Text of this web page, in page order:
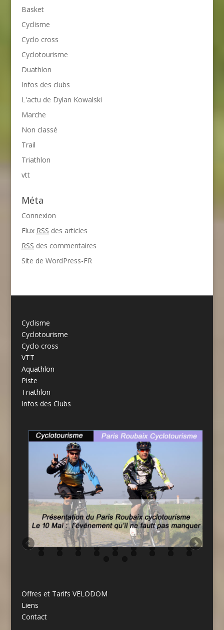
Basket
Cyclisme
Cyclo cross
Cyclotourisme
Duathlon
Infos des clubs
L'actu de Dylan Kowalski
Marche
Non classé
Trail
Triathlon
vtt
Méta
Connexion
Flux RSS des articles
RSS des commentaires
Site de WordPress-FR
Cyclisme
Cyclotourisme
Cyclo cross
VTT
Aquathlon
Piste
Triathlon
Infos des Clubs
Offres et Tarifs VELODOM
Liens
Contact